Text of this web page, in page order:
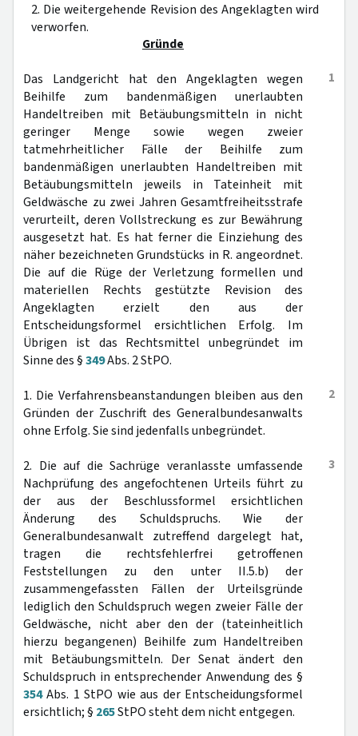
2. Die weitergehende Revision des Angeklagten wird
verworfen.
Gründe
1
Das Landgericht hat den Angeklagten wegen
Beihilfe zum bandenmäßigen unerlaubten
Handeltreiben mit Betäubungsmitteln in nicht
geringer Menge sowie wegen zweier
tatmehrheitlicher Fälle der Beihilfe zum
bandenmäßigen unerlaubten Handeltreiben mit
Betäubungsmitteln jeweils in Tateinheit mit
Geldwäsche zu zwei Jahren Gesamtfreiheitsstrafe
verurteilt, deren Vollstreckung es zur Bewährung
ausgesetzt hat. Es hat ferner die Einziehung des
näher bezeichneten Grundstücks in R. angeordnet.
Die auf die Rüge der Verletzung formellen und
materiellen Rechts gestützte Revision des
Angeklagten erzielt den aus der
Entscheidungsformel ersichtlichen Erfolg. Im
Übrigen ist das Rechtsmittel unbegründet im
Sinne des §349Abs. 2 StPO.
2
1. Die Verfahrensbeanstandungen bleiben aus den
Gründen der Zuschrift des Generalbundesanwalts
ohne Erfolg. Sie sind jedenfalls unbegründet.
3
2. Die auf die Sachrüge veranlasste umfassende
Nachprüfung des angefochtenen Urteils führt zu
der aus der Beschlussformel ersichtlichen
Änderung des Schuldspruchs. Wie der
Generalbundesanwalt zutreffend dargelegt hat,
tragen die rechtsfehlerfrei getroffenen
Feststellungen zu den unter II.5.b) der
zusammengefassten Fällen der Urteilsgründe
lediglich den Schuldspruch wegen zweier Fälle der
Geldwäsche, nicht aber den der (tateinheitlich
hierzu begangenen) Beihilfe zum Handeltreiben
mit Betäubungsmitteln. Der Senat ändert den
Schuldspruch in entsprechender Anwendung des §
354Abs. 1 StPO wie aus der Entscheidungsformel
ersichtlich; § 265StPO steht dem nicht entgegen.